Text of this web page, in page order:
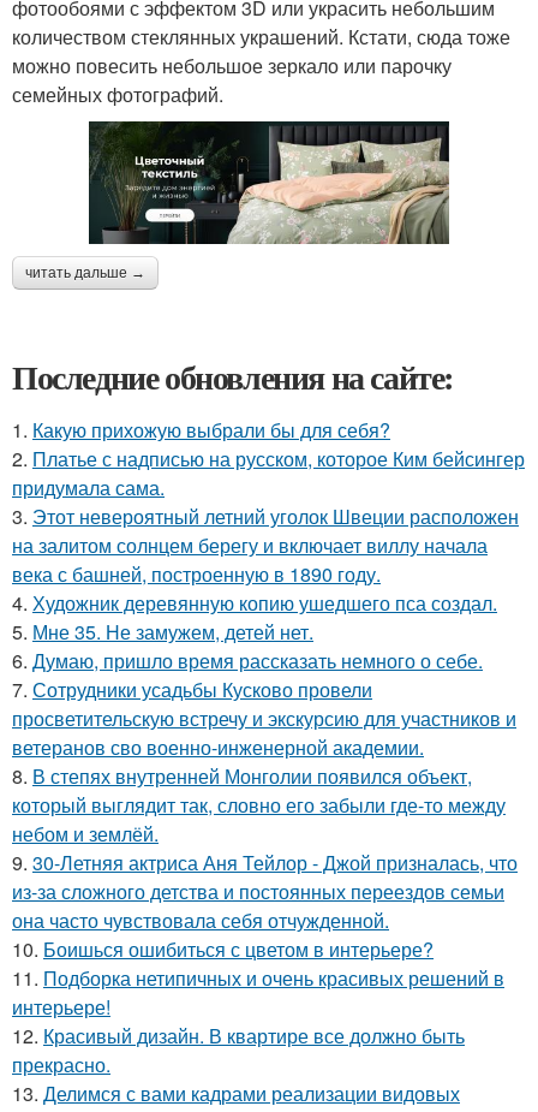
фотообоями с эффектом 3D или украсить небольшим
количеством стеклянных украшений. Кстати, сюда тоже
можно повесить небольшое зеркало или парочку
семейных фотографий.
читать дальше →
Последние обновления на сайте:
1. Какую прихожую выбрали бы для себя?
2. Платье с надписью на русском, которое Ким бейсингер
придумала сама.
3. Этот невероятный летний уголок Швеции расположен
на залитом солнцем берегу и включает виллу начала
века с башней, построенную в 1890 году.
4. Художник деревянную копию ушедшего пса создал.
5. Мне 35. Не замужем, детей нет.
6. Думаю, пришло время рассказать немного о себе.
7. Сотрудники усадьбы Кусково провели
просветительскую встречу и экскурсию для участников и
ветеранов сво военно-инженерной академии.
8. В степях внутренней Монголии появился объект,
который выглядит так, словно его забыли где-то между
небом и землёй.
9. 30-Летняя актриса Аня Тейлор - Джой призналась, что
из-за сложного детства и постоянных переездов семьи
она часто чувствовала себя отчужденной.
10. Боишься ошибиться с цветом в интерьере?
11. Подборка нетипичных и очень красивых решений в
интерьере!
12. Красивый дизайн. В квартире все должно быть
прекрасно.
13. Делимся с вами кадрами реализации видовых